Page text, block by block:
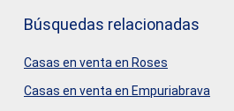
Búsquedas relacionadas
Casas en venta en Roses
Casas en venta en Empuriabrava